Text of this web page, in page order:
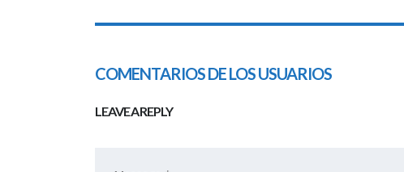
COMENTARIOS DE LOS USUARIOS
LEAVE A REPLY